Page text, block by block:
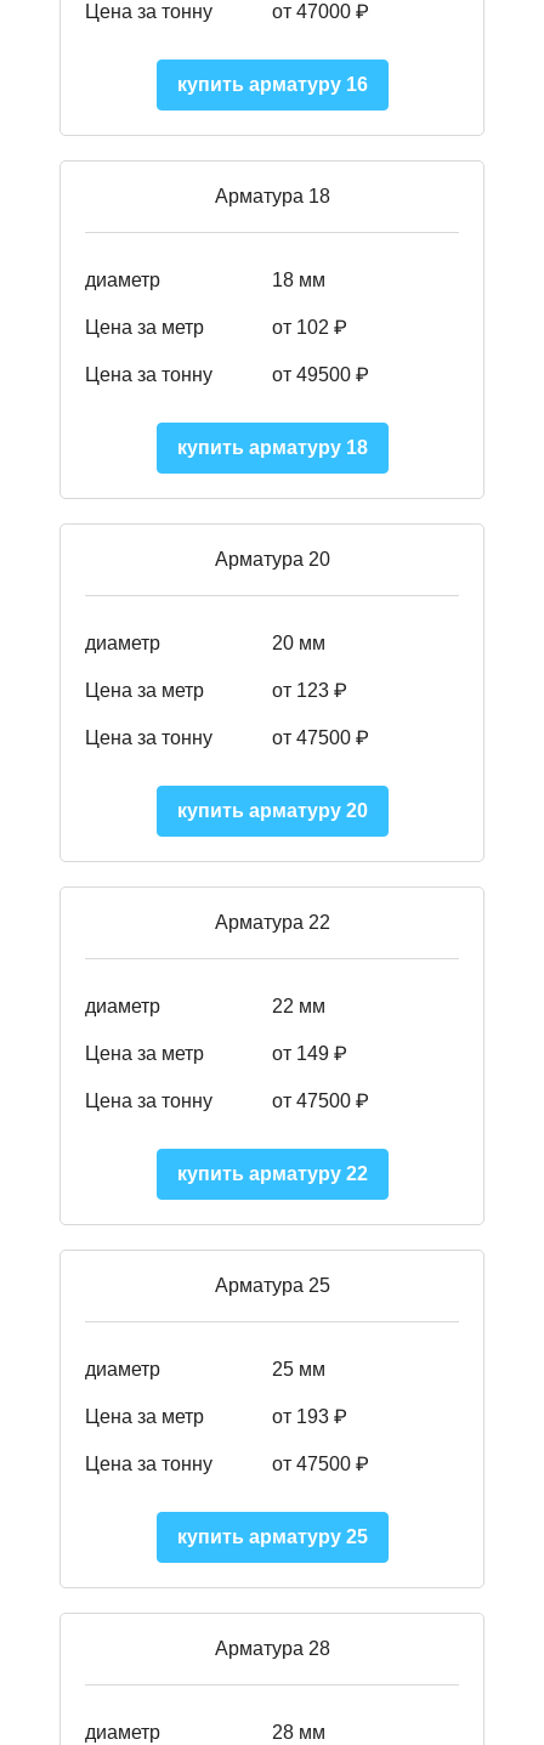
Цена за тонну от 47000 ₽
купить арматуру 16
Арматура 18
диаметр 18 мм
Цена за метр от 102 ₽
Цена за тонну от 49500 ₽
купить арматуру 18
Арматура 20
диаметр 20 мм
Цена за метр от 123 ₽
Цена за тонну от 47500 ₽
купить арматуру 20
Арматура 22
диаметр 22 мм
Цена за метр от 149 ₽
Цена за тонну от 47500 ₽
купить арматуру 22
Арматура 25
диаметр 25 мм
Цена за метр от 193 ₽
Цена за тонну от 47500 ₽
купить арматуру 25
Арматура 28
диаметр 28 мм